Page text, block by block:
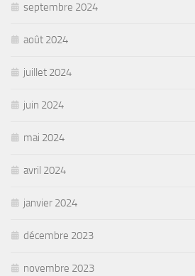
septembre 2024
août 2024
juillet 2024
juin 2024
mai 2024
avril 2024
janvier 2024
décembre 2023
novembre 2023